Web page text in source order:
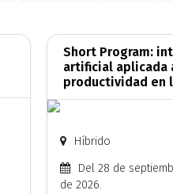
Short Program:
artificial aplicada
productividad en
Híbrido
Del 28 de
de 2026.